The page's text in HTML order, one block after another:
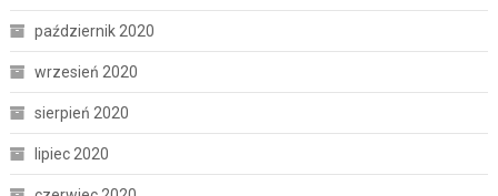
październik 2020
wrzesień 2020
sierpień 2020
lipiec 2020